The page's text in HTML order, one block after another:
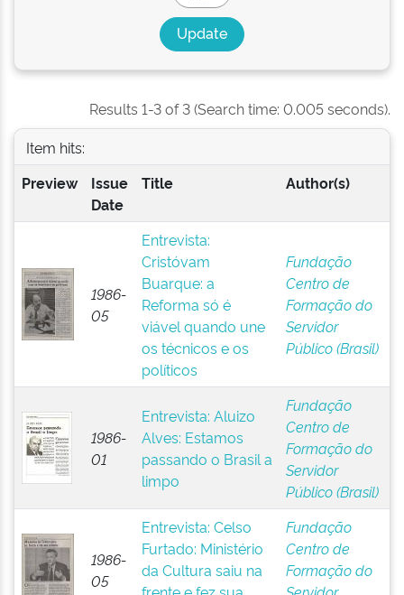
Results 1-3 of 3 (Search time: 0.005 seconds).
Item hits:
Preview
Issue
Date
Title Author(s)
1986-
05
Entrevista:
Cristóvam
Buarque: a
Reforma só é
viável quando une
os técnicos e os
políticos
Fundação
Centro de
Formação do
Servidor
Público (Brasil)
1986-
01
Entrevista: Aluizo
Alves: Estamos
passando o Brasil a
limpo
Fundação
Centro de
Formação do
Servidor
Público (Brasil)
1986-
05
Entrevista: Celso
Furtado: Ministério
da Cultura saiu na
Fundação
Centro de
Formação do